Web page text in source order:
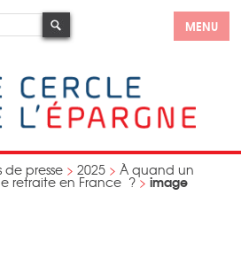
MENU
presse > 2025 > À quand un
retraite en France ?> image